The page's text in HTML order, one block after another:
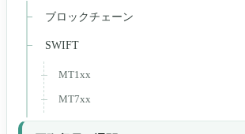
ブロックチェーン
SWIFT
MT1xx
MT7xx